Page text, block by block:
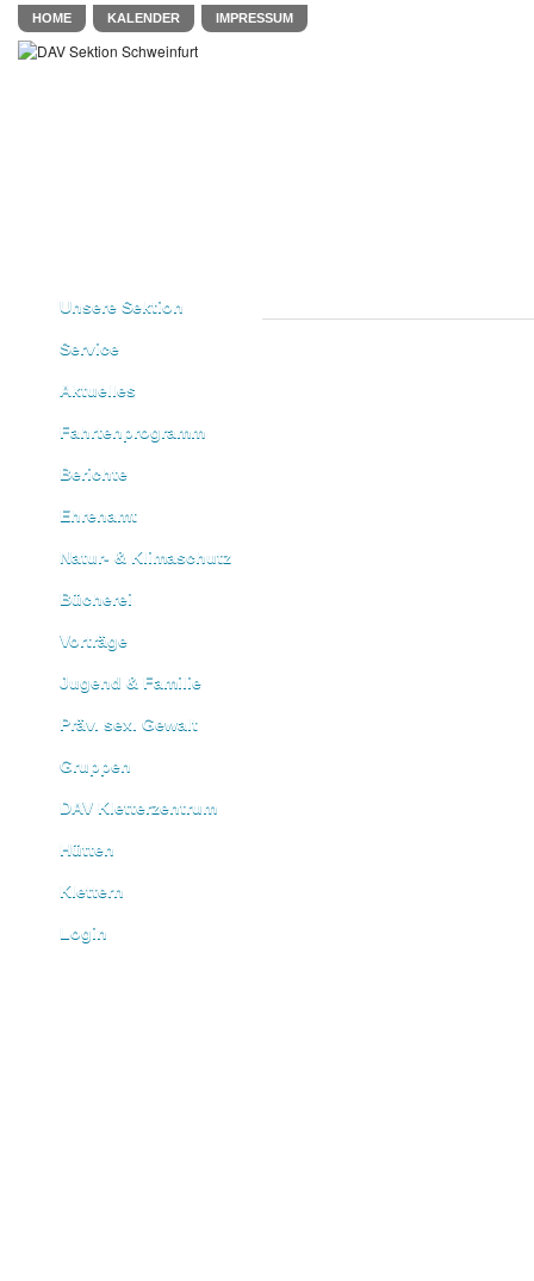
HOME KALENDER IMPRESSUM
Unsere Sektion
Service
Aktuelles
Fahrtenprogramm
Berichte
Ehrenamt
Natur- & Klimaschutz
Bücherei
Vorträge
Jugend & Familie
Präv. sex. Gewalt
Gruppen
DAV Kletterzentrum
Hütten
Klettern
Login